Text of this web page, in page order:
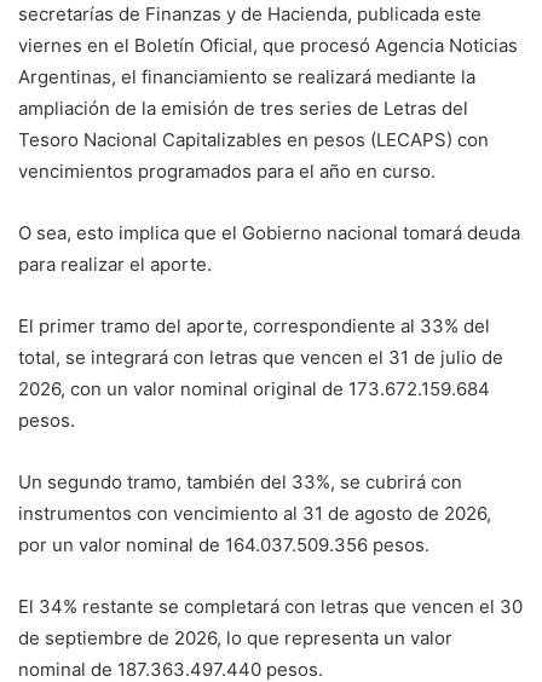
secretarías de Finanzas y de Hacienda, publicada este
viernes en el Boletín Oficial, que procesó Agencia Noticias
Argentinas, el financiamiento se realizará mediante la
ampliación de la emisión de tres series de Letras del
Tesoro Nacional Capitalizables en pesos (LECAPS) con
vencimientos programados para el año en curso.
O sea, esto implica que el Gobierno nacional tomará deuda
para realizar el aporte.
El primer tramo del aporte, correspondiente al 33% del
total, se integrará con letras que vencen el 31 de julio de
2026, con un valor nominal original de 173.672.159.684
pesos.
Un segundo tramo, también del 33%, se cubrirá con
instrumentos con vencimiento al 31 de agosto de 2026,
por un valor nominal de 164.037.509.356 pesos.
El 34% restante se completará con letras que vencen el 30
de septiembre de 2026, lo que representa un valor
nominal de 187.363.497.440 pesos.